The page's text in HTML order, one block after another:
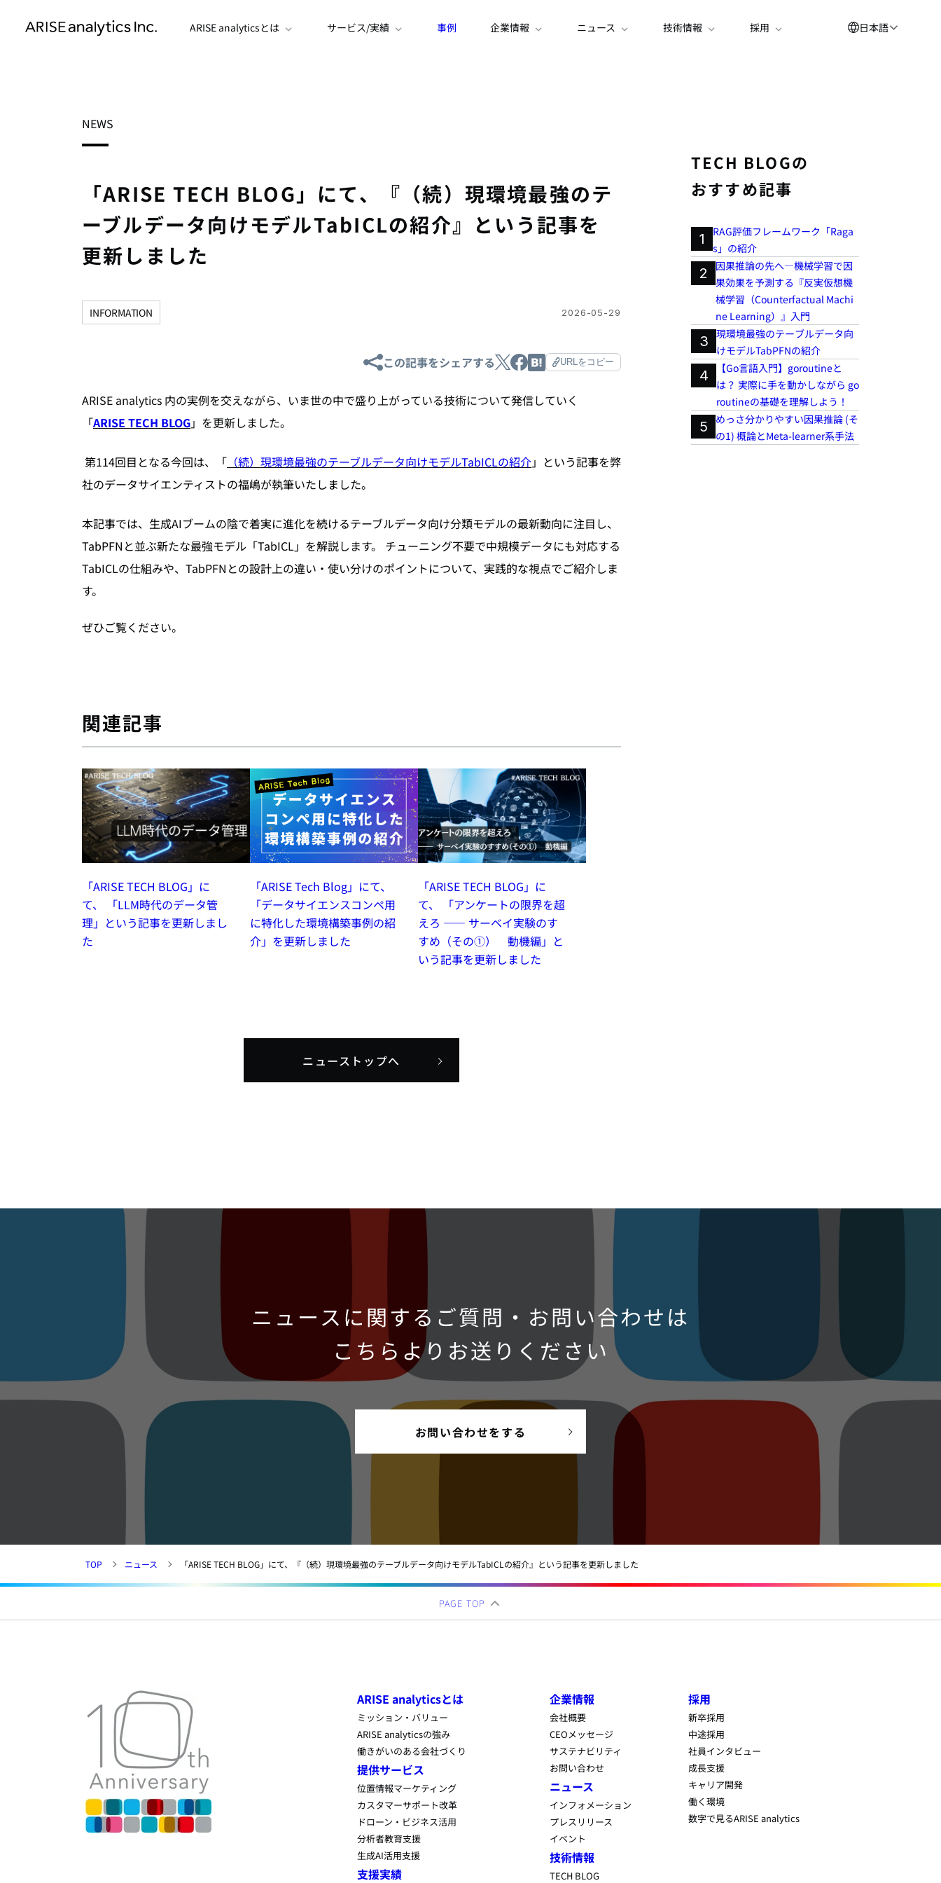
ARISE analyticsとは サービス/実績 事例 企業情報 ニュース 技術情報 採用 日本語
Português
NEWS
「ARISE TECH BLOG」にて、『（続）現環境最強のテ
ーブルデータ向けモデルTabICLの紹介』という記事を
更新しました
INFORMATION 2026-05-29
この記事をシェアする URLをコピー
ARISE analytics 内の実例を交えながら、いま世の中で盛り上がっている技術について発信していく
「ARISE TECH BLOG」を更新しました。
第114回目となる今回は、「 （続）現環境最強のテーブルデータ向けモデルTabICLの紹介」という記事を弊
社のデータサイエンティストの福嶋が執筆いたしました。
本記事では、生成AIブームの陰で着実に進化を続けるテーブルデータ向け分類モデルの最新動向に注目し、
TabPFNと並ぶ新たな最強モデル「TabICL」を解説します。 チューニング不要で中規模データにも対応する
TabICLの仕組みや、TabPFNとの設計上の違い・使い分けのポイントについて、実践的な視点でご紹介しま
す。
ぜひご覧ください。
関連記事
「ARISE TECH BLOG」に
て、 「LLM時代のデータ管
理」という記事を更新しまし
た
「ARISE Tech Blog」にて、
「データサイエンスコンペ用
に特化した環境構築事例の紹
介」を更新しました
「ARISE TECH BLOG」に
て、 「アンケートの限界を超
えろ ―― サーベイ実験のす
すめ（その①） 動機編」と
いう記事を更新しました
ニューストップへ
TECH BLOGの
おすすめ記事
1
RAG評価フレームワーク「Raga
s」の紹介
2
因果推論の先へ―機械学習で因
果効果を予測する『反実仮想機
械学習（Counterfactual Machi
ne Learning）』入門
3 現環境最強のテーブルデータ向
けモデルTabPFNの紹介
4
【Go言語入門】goroutineと
は？ 実際に手を動かしながら go
routineの基礎を理解しよう！
5
めっさ分かりやすい因果推論 (そ
の1) 概論とMeta-learner系手法
ニュースに関するご質問・お問い合わせは
こちらよりお送りください
お問い合わせをする
TOP ニュース 「ARISE TECH BLOG」にて、『（続）現環境最強のテーブルデータ向けモデルTabICLの紹介』という記事を更新しました
PAGE TOP
ARISE analyticsとは
ミッション・バリュー
ARISE analyticsの強み
働きがいのある会社づくり
提供サービス
位置情報マーケティング
カスタマーサポート改革
ドローン・ビジネス活用
分析者教育支援
生成AI活用支援
支援実績
企業情報
会社概要
CEOメッセージ
サステナビリティ
お問い合わせ
ニュース
インフォメーション
プレスリリース
イベント
技術情報
TECH BLOG
採用
新卒採用
中途採用
社員インタビュー
成長支援
キャリア開発
働く環境
数字で見るARISE analytics